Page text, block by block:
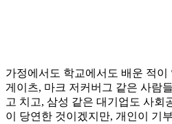
가정에서도 학교에서도 배운 적이
게이츠, 마크 저커버그 같은 사람
고 치고, 삼성 같은 대기업도 사회
이 당연한 것이겠지만, 개인이 기